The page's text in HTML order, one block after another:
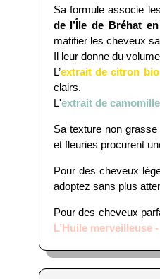
Sa formule associe
de l’Île de Bréhat
matifier les cheveux
Il leur donne du
L’extrait de citron bio
clairs.
L'extrait de
Sa texture non
et fleuries procurent
Pour des cheveux
adoptez sans plus
Pour des cheveux
L’Huile merveilleuse